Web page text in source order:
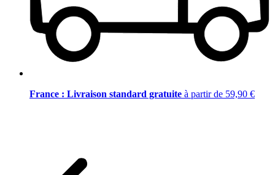
France : Livraison standard gratuite à partir de 59,90 €